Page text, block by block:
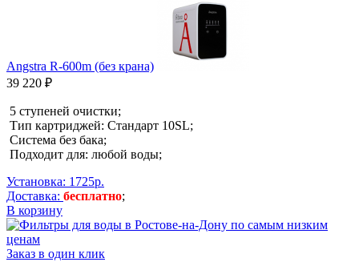
Angstra R-600m (без крана)
39 220 ₽
5 ступеней очистки;
Тип картриджей: Стандарт 10SL;
Система без бака;
Подходит для: любой воды;
Установка: 1725р.
Доставка: бесплатно;
В корзину
Заказ в один клик